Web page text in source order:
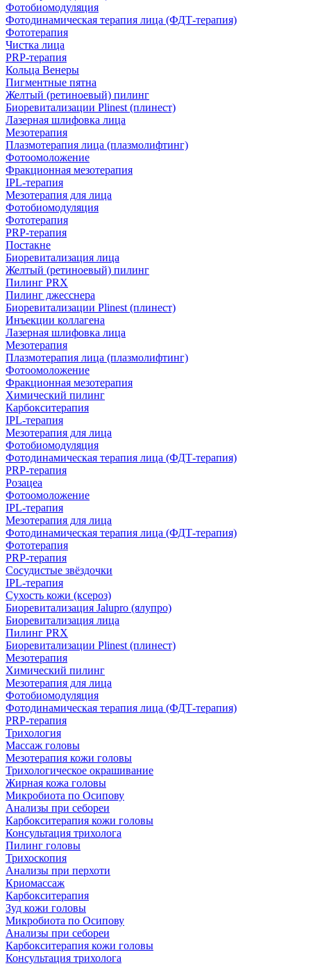
Фотобиомодуляция
Фотодинамическая терапия лица (ФДТ-терапия)
Фототерапия
Чистка лица
PRP-терапия
Кольца Венеры
Пигментные пятна
Желтый (ретиноевый) пилинг
Биоревитализации Plinest (плинест)
Лазерная шлифовка лица
Мезотерапия
Плазмотерапия лица (плазмолифтинг)
Фотоомоложение
Фракционная мезотерапия
IPL‑терапия
Мезотерапия для лица
Фотобиомодуляция
Фототерапия
PRP-терапия
Постакне
Биоревитализация лица
Желтый (ретиноевый) пилинг
Пилинг PRX
Пилинг джесснера
Биоревитализации Plinest (плинест)
Инъекции коллагена
Лазерная шлифовка лица
Мезотерапия
Плазмотерапия лица (плазмолифтинг)
Фотоомоложение
Фракционная мезотерапия
Химический пилинг
Карбокситерапия
IPL‑терапия
Мезотерапия для лица
Фотобиомодуляция
Фотодинамическая терапия лица (ФДТ-терапия)
PRP-терапия
Розацеа
Фотоомоложение
IPL‑терапия
Мезотерапия для лица
Фотодинамическая терапия лица (ФДТ-терапия)
Фототерапия
PRP-терапия
Сосудистые звёздочки
IPL‑терапия
Сухость кожи (ксероз)
Биоревитализация Jalupro (ялупро)
Биоревитализация лица
Пилинг PRX
Биоревитализации Plinest (плинест)
Мезотерапия
Химический пилинг
Мезотерапия для лица
Фотобиомодуляция
Фотодинамическая терапия лица (ФДТ-терапия)
PRP-терапия
Трихология
Массаж головы
Мезотерапия кожи головы
Трихологическое окрашивание
Жирная кожа головы
Микробиота по Осипову
Анализы при себореи
Карбокситерапия кожи головы
Консультация трихолога
Пилинг головы
Трихоскопия
Анализы при перхоти
Криомассаж
Карбокситерапия
Зуд кожи головы
Микробиота по Осипову
Анализы при себореи
Карбокситерапия кожи головы
Консультация трихолога